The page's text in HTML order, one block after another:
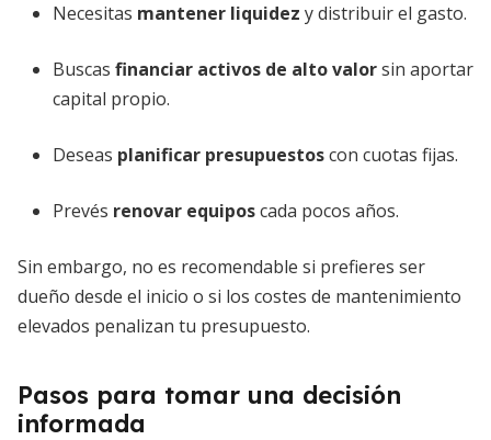
Necesitas mantener liquidez y distribuir el gasto.
Buscas financiar activos de alto valorsin aportar
capital propio.
Deseas planificar presupuestoscon cuotas fijas.
Prevés renovar equiposcada pocos años.
Sin embargo, no es recomendable si prefieres ser
dueño desde el inicio o si los costes de mantenimiento
elevados penalizan tu presupuesto.
Pasos para tomar una decisión
informada